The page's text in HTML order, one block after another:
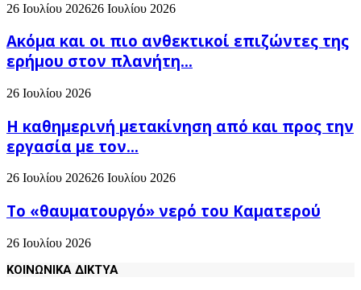
26 Ιουλίου 202626 Ιουλίου 2026
Ακόμα και οι πιο ανθεκτικοί επιζώντες της
ερήμου στον πλανήτη...
26 Ιουλίου 2026
H καθημερινή μετακίνηση από και προς την
εργασία με τον...
26 Ιουλίου 202626 Ιουλίου 2026
Το «θαυματουργό» νερό του Καματερού
26 Ιουλίου 2026
ΚΟΙΝΩΝΙΚΑ ΔΙΚΤΥΑ